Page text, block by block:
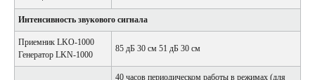
Интенсивность звукового сигнала
Приемник LKO-1000
Генератор LKN-1000
85 дБ 30 см 51 дБ 30 см
40 часов периодическом работы в режимах (для